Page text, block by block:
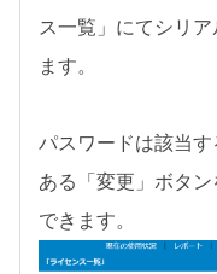
ス一覧」にてシリ
ます。
パスワードは該当
ある「変更」ボタ
できます。